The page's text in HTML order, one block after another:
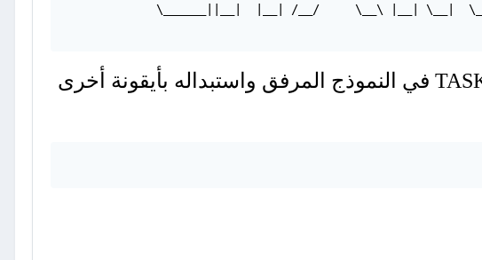
\______||__|  |__| /__/     \__\ |__| \__|